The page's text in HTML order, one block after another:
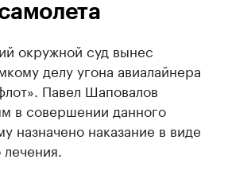
окружной суд вынес
делу угона авиалайнера
Павел Шаповалов
в совершении данного
назначено наказание в виде